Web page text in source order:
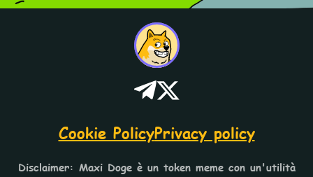
Cookie PolicyPrivacy policy
Disclaimer: Maxi Doge è un token meme con un'utilità